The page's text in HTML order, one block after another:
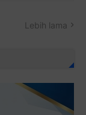
Lebih lama